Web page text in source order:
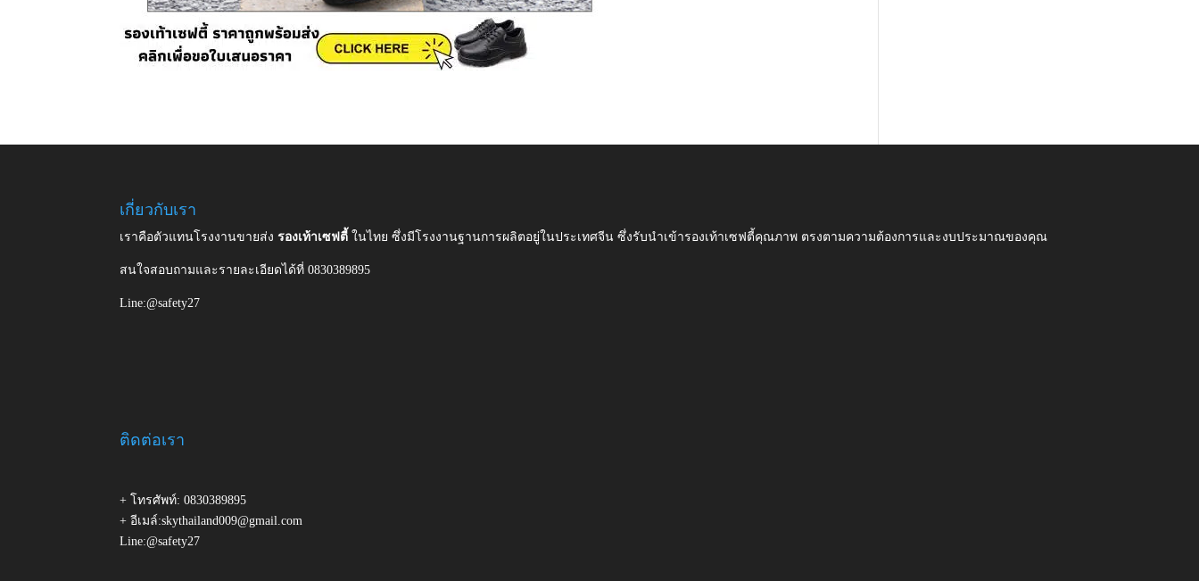
เกี่ยวกับเรา
เราคือตัวแทนโรงงานขายส่งรองเท้าเซฟตี้ในไทย ซึ่งมีโรงงานฐานการผลิตอยู่ในประเทศจีน ซึ่งรับนำเข้ารองเท้าเซฟตี้คุณภาพ ตรงตามความต้องการและงบประมาณของคุณ
สนใจสอบถามและรายละเอียดได้ที่ 0830389895
Line:@safety27
ติดต่อเรา
+ โทรศัพท์: 0830389895
+ อีเมล์:skythailand009@gmail.com
Line:@safety27